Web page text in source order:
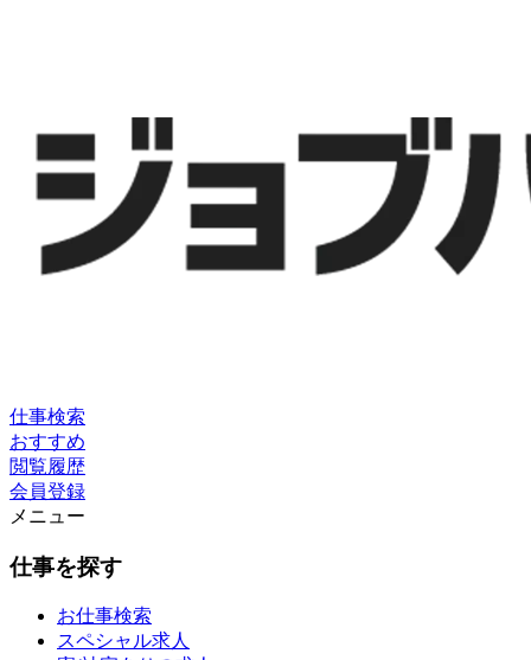
仕事検索
おすすめ
閲覧履歴
会員登録
メニュー
仕事を探す
お仕事検索
スペシャル求人